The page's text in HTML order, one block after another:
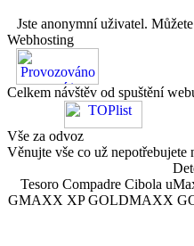
Jste anonymní uživatel.
Webhosting
Celkem návštěv od spuštění
Vše za odvoz
Věnujte vše co už nepotřebujete
Tesoro Compadre Cibola
GMAXX XP GOLDMAXX